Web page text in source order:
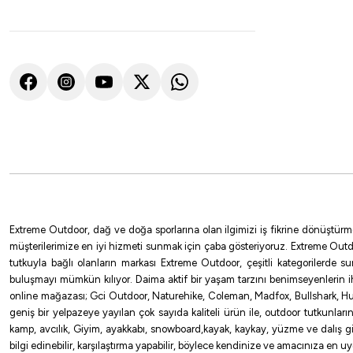
Extreme Outdoor, dağ ve doğa sporlarına olan ilgimizi iş fikrine
müşterilerimize en iyi hizmeti sunmak için çaba gösteriyoruz. Extreme
tutkuyla bağlı olanların markası Extreme Outdoor, çeşitli
buluşmayı mümkün kılıyor. Daima aktif bir yaşam tarzını
online mağazası; Gci Outdoor, Naturehike, Coleman, Madfox, Bullshark,
geniş bir yelpazeye yayılan çok sayıda kaliteli ürün ile, outdoor
kamp, avcılık, Giyim, ayakkabı, snowboard,kayak, kaykay, yüzme ve
bilgi edinebilir, karşılaştırma yapabilir, böylece kendinize ve amacınıza